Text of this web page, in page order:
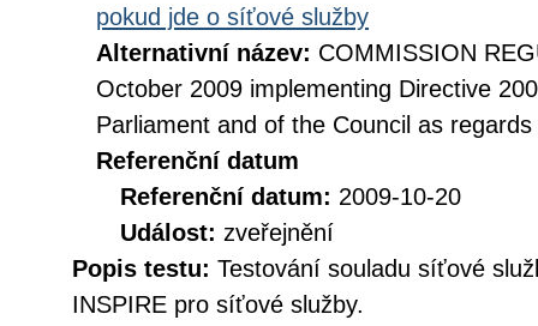
pokud jde o síťové služby
Alternativní název: COMMISSION
October 2009 implementing Directive
Parliament and of the Council as
Referenční datum
Referenční datum: 2009-10-20
Událost: zveřejnění
Popis testu: Testování souladu síťové
INSPIRE pro síťové služby.